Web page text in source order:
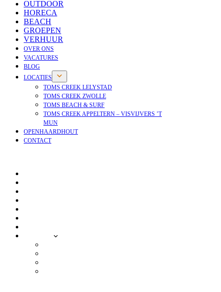
OUTDOOR
HORECA
BEACH
GROEPEN
VERHUUR
OVER ONS
VACATURES
BLOG
LOCATIES
TOMS CREEK LELYSTAD
TOMS CREEK ZWOLLE
TOMS BEACH & SURF
TOMS CREEK APPELTERN – VISVIJVERS ’T
MUN
OPENHAARDHOUT
CONTACT